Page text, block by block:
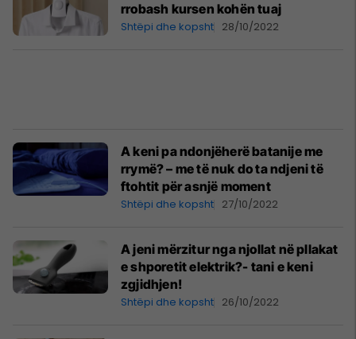
rrobash kursen kohën tuaj
Shtëpi dhe kopsht 28/10/2022
A keni pa ndonjëherë batanije me
rrymë? – me të nuk do ta ndjeni të
ftohtit për asnjë moment
Shtëpi dhe kopsht 27/10/2022
A jeni mërzitur nga njollat në pllakat
e shporetit elektrik?- tani e keni
zgjidhjen!
Shtëpi dhe kopsht 26/10/2022